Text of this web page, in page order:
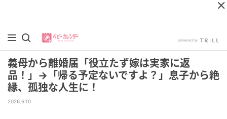
義母から離婚届「役立たず嫁は実家に返
品！」→「帰る予定ないですよ？」息子から絶
縁、孤独な人生に！
2026.6.10